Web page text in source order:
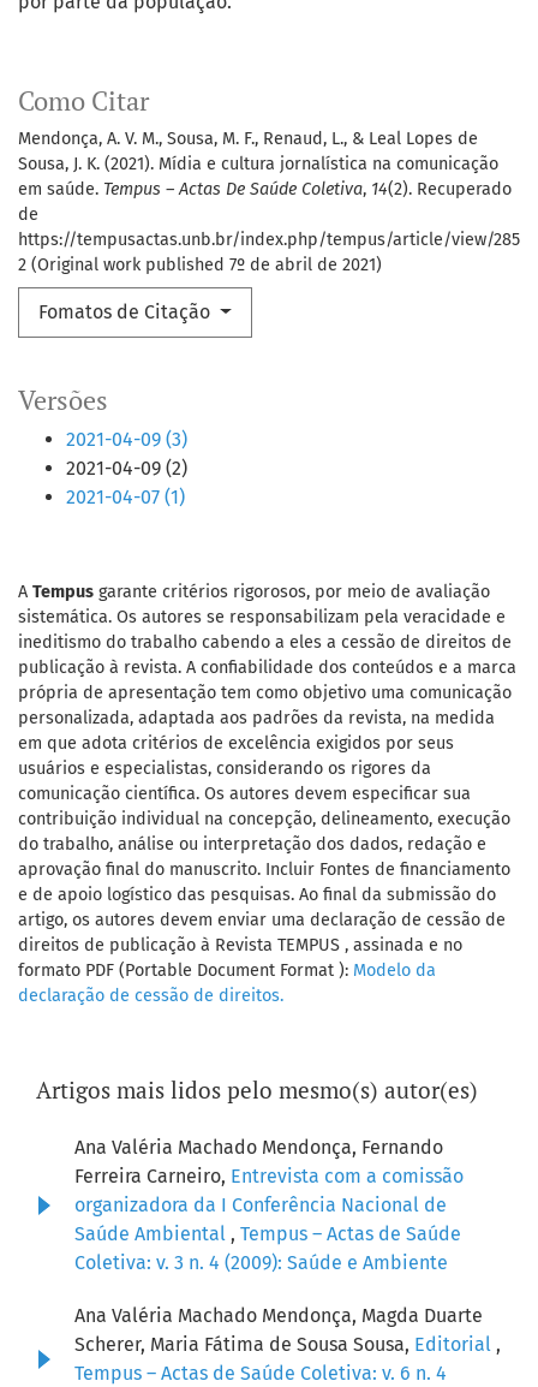
Versões
2021-04-09 (3)
2021-04-09 (2)
2021-04-07 (1)
Como Citar
Mendonça, A. V. M., Sousa, M. F., Renaud, L., & Leal Lopes de
Sousa, J. K. (2021). Mídia e cultura jornalística na comunicação
em saúde. Tempus – Actas De Saúde Coletiva, 14(2). Recuperado
de
https://tempusactas.unb.br/index.php/tempus/article/view/285
2 (Original work published 7º de abril de 2021)
Fomatos de Citação
A Tempus garante critérios rigorosos, por meio de avaliação
sistemática. Os autores se responsabilizam pela veracidade e
ineditismo do trabalho cabendo a eles a cessão de direitos de
publicação à revista. A confiabilidade dos conteúdos e a marca
própria de apresentação tem como objetivo uma comunicação
personalizada, adaptada aos padrões da revista, na medida
em que adota critérios de excelência exigidos por seus
usuários e especialistas, considerando os rigores da
comunicação científica. Os autores devem especificar sua
contribuição individual na concepção, delineamento, execução
do trabalho, análise ou interpretação dos dados, redação e
aprovação final do manuscrito. Incluir Fontes de financiamento
e de apoio logístico das pesquisas. Ao final da submissão do
artigo, os autores devem enviar uma declaração de cessão de
direitos de publicação à Revista TEMPUS , assinada e no
formato PDF (Portable Document Format ): Modelo da
declaração de cessão de direitos.
Artigos mais lidos pelo mesmo(s) autor(es)
Ana Valéria Machado Mendonça, Fernando
Ferreira Carneiro, Entrevista com a comissão
organizadora da I Conferência Nacional de
Saúde Ambiental , Tempus – Actas de Saúde
Coletiva: v. 3 n. 4 (2009): Saúde e Ambiente
Ana Valéria Machado Mendonça, Magda Duarte
Scherer, Maria Fátima de Sousa Sousa, Editorial ,
Tempus – Actas de Saúde Coletiva: v. 6 n. 4